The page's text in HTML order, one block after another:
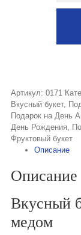
Артикул:0171
Вкусный букет,
Подарок на День
День Рождения,
Фруктовый букет
Описание
Описание
Вкусный
медом